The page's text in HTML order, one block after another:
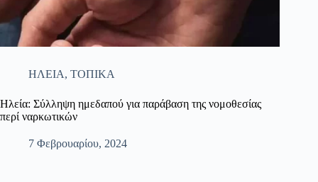
ΗΛΕΙΑ, ΤΟΠΙΚΑ
Ηλεία: Σύλληψη ημεδαπού για παράβαση της νομοθεσίας
περί ναρκωτικών
7 Φεβρουαρίου, 2024